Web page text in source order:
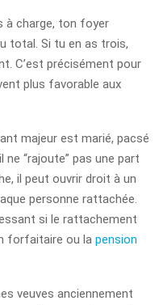
à charge, ton foyer
total. Si tu en as trois,
C’est précisément pour
plus favorable aux
majeur est marié, pacsé
“rajoute” pas une part
il peut ouvrir droit à un
personne rattachée.
si le rattachement
forfaitaire ou la pension
veuves anciennement